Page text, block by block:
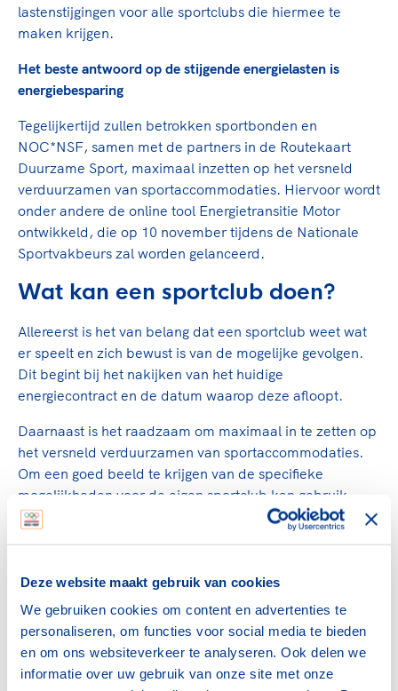
Deze website maakt gebruik van cookies
We gebruiken cookies om content en advertenties te
personaliseren, om functies voor social media te bieden
en om ons websiteverkeer te analyseren. Ook delen we
informatie over uw gebruik van onze site met onze
lastenstijgingen voor alle sportclubs die hiermee te
maken krijgen.
Het beste antwoord op de stijgende energielasten is
energiebesparing
Tegelijkertijd zullen betrokken sportbonden en
NOC*NSF, samen met de partners in de Routekaart
Duurzame Sport, maximaal inzetten op het versneld
verduurzamen van sportaccommodaties. Hiervoor wordt
onder andere de online tool Energietransitie Motor
ontwikkeld, die op 10 november tijdens de Nationale
Sportvakbeurs zal worden gelanceerd.
Wat kan een sportclub doen?
Allereerst is het van belang dat een sportclub weet wat
er speelt en zich bewust is van de mogelijke gevolgen.
Dit begint bij het nakijken van het huidige
energiecontract en de datum waarop deze afloopt.
Daarnaast is het raadzaam om maximaal in te zetten op
het versneld verduurzamen van sportaccommodaties.
Om een goed beeld te krijgen van de specifieke
mogelijkheden voor de eigen sportclub kan gebruik
gemaakt worden van de Energietransitie Motor die op
Tenslotte is het van belang om de ontwikkelingen goed
te blijven volgen. De betrokken sportbonden, NOC*NSF
en de partners in de Routekaart Duurzame Sport blijven
de komende tijd de belangen van de sport
vertegenwoordigen en blijven hier ook over informeren
wanneer daar aanleiding toe is. Voor vragen of meer